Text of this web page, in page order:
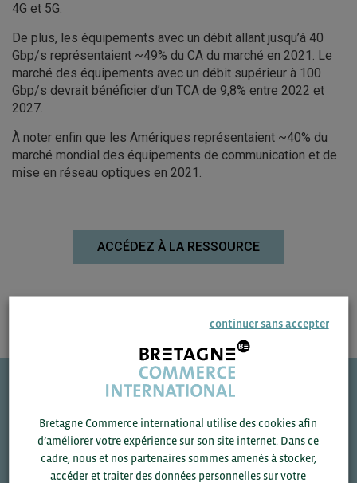
4G et 5G.
De plus, les équipements avec un débit allant jusqu’à 40
Gbp/s représentaient ~49% du CA du marché en 2021. Le
marché des équipements avec un débit supérieur à 100
Gbp/s devrait bénéficier d’un TCA de 9,8% entre 2022 et
2027.
À noter enfin que les Amériques représentaient ~40% du
marché mondial des équipements de communication et de
mise en réseau optiques en 2021.
ACCÉDEZ À LA RESSOURCE
VOS CONTACTS
continuer sans accepter
Bretagne Commerce international utilise des cookies afin
d’améliorer votre expérience sur son site internet. Dans ce
cadre, nous et nos partenaires sommes amenés à stocker,
accéder et traiter des données personnelles sur votre